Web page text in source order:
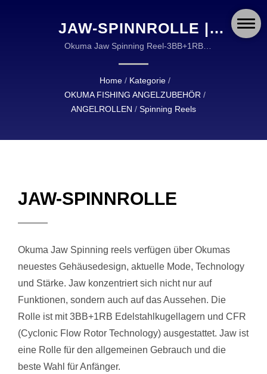
JAW-SPINNROLLE |
OKUMA FISHING:
LANGLEBIGE UND
ZUVERLÄSSIGE
AUSRÜSTUNG FÜR
Okuma Jaw Spinning Reel-3BB+1RB
FÜHRER IM DESIGN UND IN DER HERSTELLUNG
Home / Kategorie /
OKUMA FISHING ANGELZUBEHÖR /
ANGELROLLEN / Spinning Reels
JAW-SPINNROLLE
Okuma Jaw Spinning reels verfügen über Okumas
neuestes Gehäusedesign, aktuelle Mode, Technology
und Stärke. Jaw konzentriert sich nicht nur auf
Funktionen, sondern auch auf das Aussehen. Die
Rolle ist mit 3BB+1RB Edelstahlkugellagern und CFR
(Cyclonic Flow Rotor Technology) ausgestattet. Jaw ist
eine Rolle für den allgemeinen Gebrauch und die
beste Wahl für Anfänger.